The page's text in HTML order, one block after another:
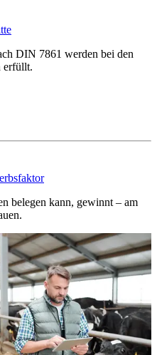
DIN 7861 werden bei den
erfüllt.
belegen kann, gewinnt – am